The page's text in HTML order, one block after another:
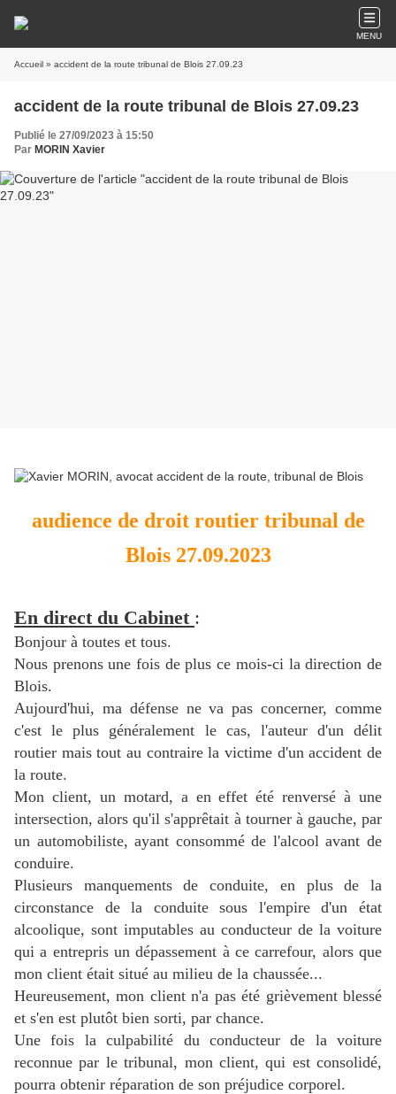
MENU
Accueil » accident de la route tribunal de Blois 27.09.23
accident de la route tribunal de Blois 27.09.23
Publié le 27/09/2023 à 15:50
Par MORIN Xavier
audience de droit routier tribunal de
Blois 27.09.2023
En direct du Cabinet :
Bonjour à toutes et tous.
Nous prenons une fois de plus ce mois-ci la direction de
Blois.
Aujourd'hui, ma défense ne va pas concerner, comme
c'est le plus généralement le cas, l'auteur d'un délit
routier mais tout au contraire la victime d'un accident de
la route.
Mon client, un motard, a en effet été renversé à une
intersection, alors qu'il s'apprêtait à tourner à gauche, par
un automobiliste, ayant consommé de l'alcool avant de
conduire.
Plusieurs manquements de conduite, en plus de la
circonstance de la conduite sous l'empire d'un état
alcoolique, sont imputables au conducteur de la voiture
qui a entrepris un dépassement à ce carrefour, alors que
mon client était situé au milieu de la chaussée...
Heureusement, mon client n'a pas été grièvement blessé
et s'en est plutôt bien sorti, par chance.
Une fois la culpabilité du conducteur de la voiture
reconnue par le tribunal, mon client, qui est consolidé,
pourra obtenir réparation de son préjudice corporel.